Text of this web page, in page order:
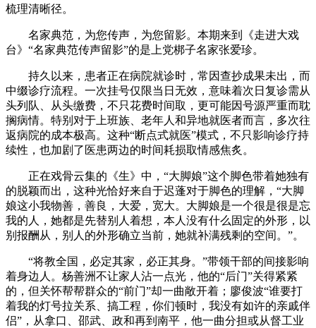
梳理清晰径。
名家典范，为您传声，为您留影。本期来到《走进大戏
台》“名家典范传声留影”的是上党梆子名家张爱珍。
持久以来，患者正在病院就诊时，常因查抄成果未出，而
中缀诊疗流程。一次挂号仅限当日无效，意味着次日复诊需从
头列队、从头缴费，不只花费时间取，更可能因号源严重而耽
搁病情。特别对于上班族、老年人和异地就医者而言，多次往
返病院的成本极高。这种“断点式就医”模式，不只影响诊疗持
续性，也加剧了医患两边的时间耗损取情感焦炙。
正在戏骨云集的《生》中，“大脚娘”这个脚色带着她独有
的脱颖而出，这种光恰好来自于迟蓬对于脚色的理解，“大脚
娘这小我物善，善良，大爱，宽大。大脚娘是一个很是很是忘
我的人，她都是先替别人着想，本人没有什么固定的外形，以
别报酬从，别人的外形确立当前，她就补满残剩的空间。”。
“将教全国，必定其家，必正其身。”带领干部的间接影响
着身边人。杨善洲不让家人沾一点光，他的“后门”关得紧紧
的，但关怀帮帮群众的“前门”却一曲敞开着；廖俊波“谁要打
着我的灯号拉关系、搞工程，你们顿时，我没有如许的亲戚伴
侣”，从拿口、邵武、政和再到南平，他一曲分担或从督工业